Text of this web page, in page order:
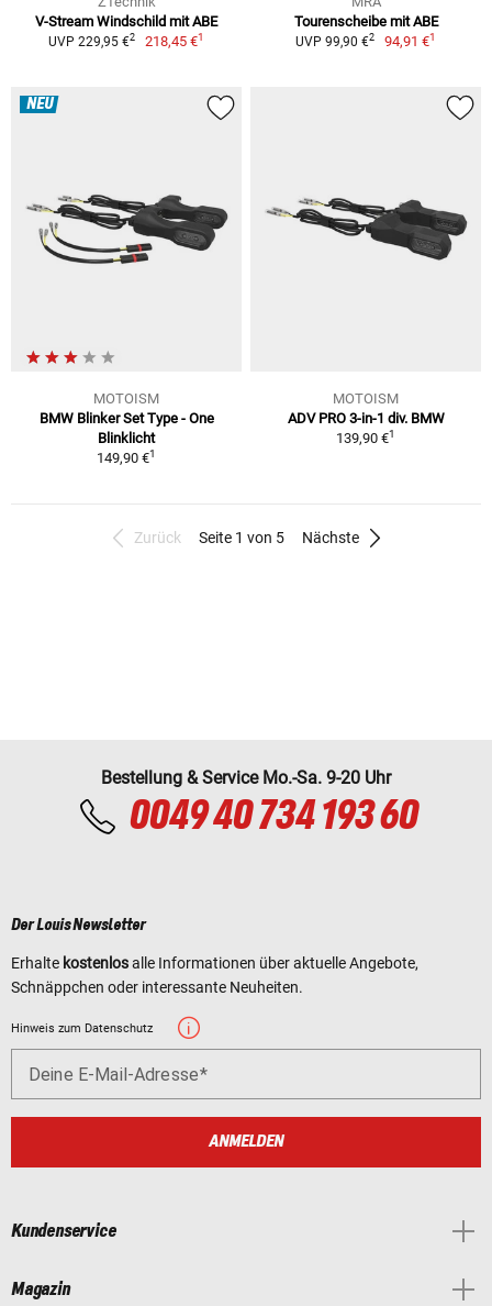
V-Stream Windschild mit ABE
UVP 229,95 €2 218,45 €1
Tourenscheibe mit ABE
UVP 99,90 €2 94,91 €1
NEU
MOTOISM
BMW Blinker Set Type - One
Blinklicht
149,90 €1
MOTOISM
ADV PRO 3-in-1 div. BMW
139,90 €1
Zurück Seite 1 von 5 Nächste
Bestellung & Service Mo.-Sa. 9-20 Uhr
0049 40 734 193 60
Der Louis Newsletter
Erhalte kostenlosalle Informationen über aktuelle Angebote,
Schnäppchen oder interessante Neuheiten.
Hinweis zum Datenschutz
Deine E-Mail-Adresse
ANMELDEN
Kundenservice
Magazin